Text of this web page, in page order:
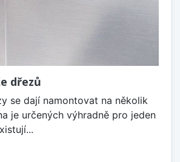
dřezů
se dají namontovat na několik
je určených výhradně pro jeden